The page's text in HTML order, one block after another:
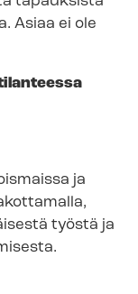
Asiaa ei ole
ja
työstä ja